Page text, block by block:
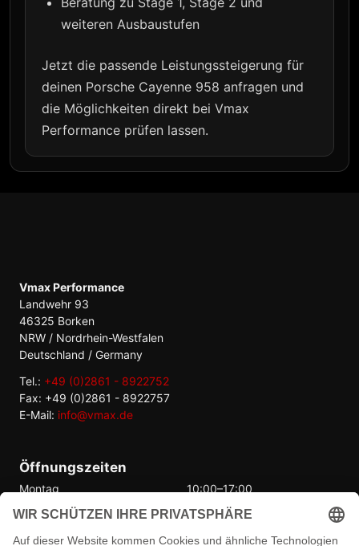
weiteren Ausbaustufen
Jetzt die passende Leistungssteigerung für
deinen Porsche Cayenne 958 anfragen und
die Möglichkeiten direkt bei Vmax
Performance prüfen lassen.
Vmax Performance
Landwehr 93
46325 Borken
NRW / Nordrhein-Westfalen
Deutschland / Germany
Tel.: +49 (0)2861 - 8922752
Fax: +49 (0)2861 - 8922757
E-Mail: info@vmax.de
Öffnungszeiten
Montag
10:00–17:00
Dienstag
10:00–17:00